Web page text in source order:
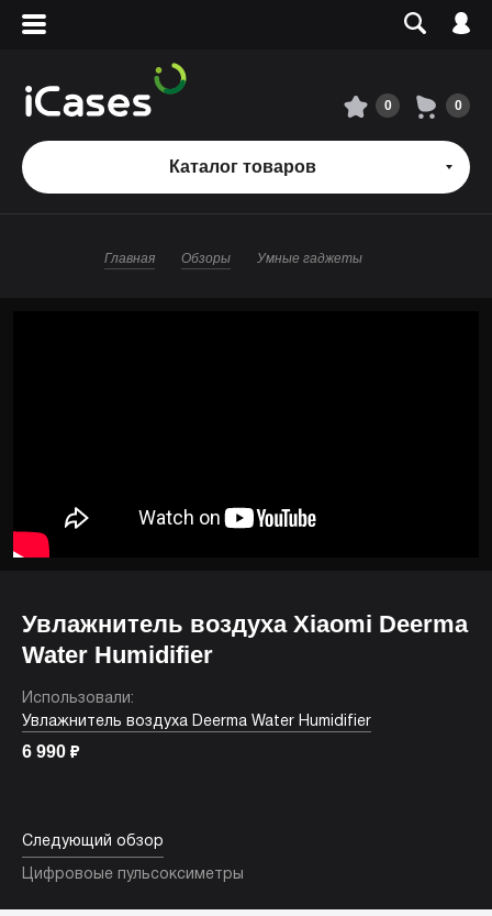
Вход
Сервисный центр
О магазине
Адреса магазинов
0 0
Каталог товаров
Главная Обзоры Умные гаджеты
Увлажнитель воздуха Xiaomi Deerma
Water Humidifier
Использовали:
Увлажнитель воздуха Deerma Water Humidifier
6 990 ₽
Следующий обзор
Цифровоые пульсоксиметры